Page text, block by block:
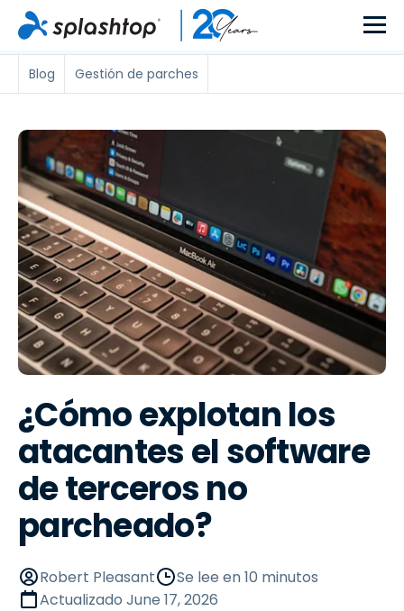
Blog Gestión de parches
¿Cómo explotan los
atacantes el software
de terceros no
parcheado?
Robert Pleasant
Se lee en 10 minutos
Actualizado June 17, 2026